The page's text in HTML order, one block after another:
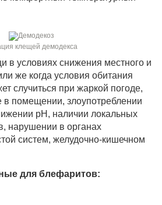
клещей демодекса
в условиях снижения местного и
же когда условия обитания
случиться при жаркой погоде,
в помещении, злоупотреблении
рН, наличии локальных
нарушении в органах
систем, желудочно-кишечном
для блефаритов: